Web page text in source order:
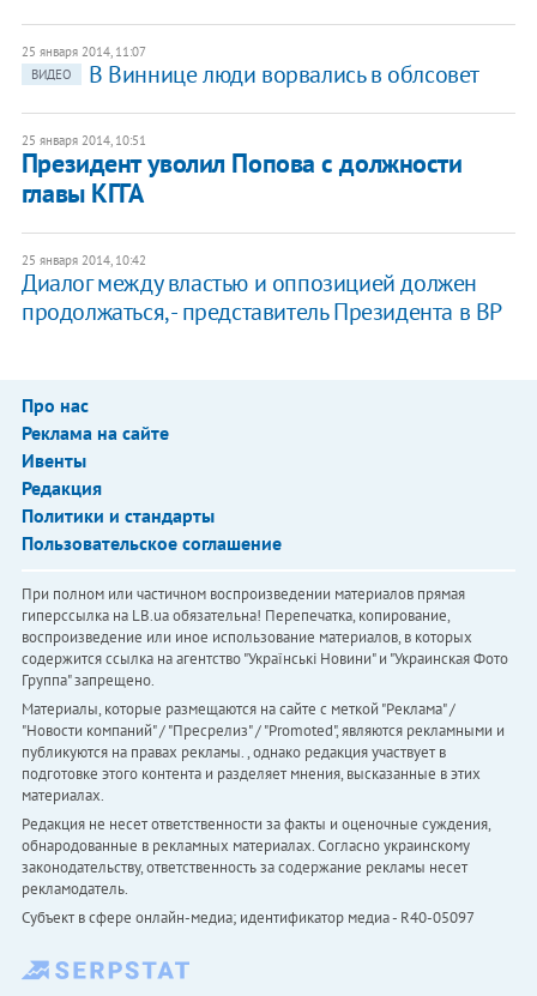
25 января 2014, 11:07
ВИДЕО
В Виннице люди ворвались в облсовет
25 января 2014, 10:51
Президент уволил Попова с должности
главы КГГА
25 января 2014, 10:42
​Диалог между властью и оппозицией должен
продолжаться, - представитель Президента в ВР
Про нас
Реклама на сайте
Ивенты
Редакция
Политики и стандарты
Пользовательское соглашение
При полном или частичном воспроизведении материалов прямая
гиперссылка на LB.ua обязательна! Перепечатка, копирование,
воспроизведение или иное использование материалов, в которых
содержится ссылка на агентство "Українськi Новини" и "Украинская Фото
Группа" запрещено.
Материалы, которые размещаются на сайте с меткой "Реклама" /
"Новости компаний" / "Пресрелиз" / "Promoted", являются рекламными и
публикуются на правах рекламы. , однако редакция участвует в
подготовке этого контента и разделяет мнения, высказанные в этих
материалах.
Редакция не несет ответственности за факты и оценочные суждения,
обнародованные в рекламных материалах. Согласно украинскому
законодательству, ответственность за содержание рекламы несет
рекламодатель.
Субъект в сфере онлайн-медиа; идентификатор медиа - R40-05097